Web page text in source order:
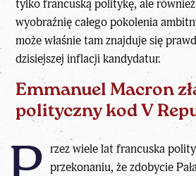
tylko francuską politykę, ale
wyobraźnię całego pokolenia
może właśnie tam znajduje się
dzisiejszej inflacji kandydatur.
Emmanuel Macron
polityczny kod V
rzez wiele lat francuska
przekonaniu, że zdobycie